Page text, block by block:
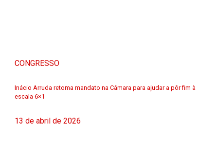
CONGRESSO
Inácio Arruda retoma mandato na Câmara para ajudar a pôr fim à
escala 6×1
13 de abril de 2026